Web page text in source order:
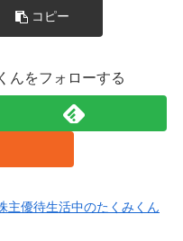
コピー
んをフォローする
主優待生活中のたくみくん